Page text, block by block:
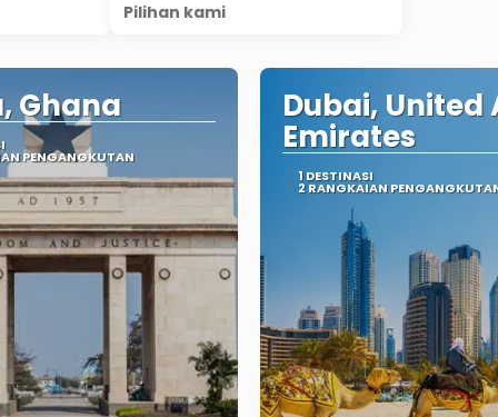
Pilihan kami
Ghana
PENGANGKUTAN
Dubai, United
Emirates
1 DESTINASI
2 RANGKAIAN